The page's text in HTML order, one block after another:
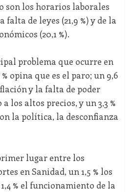
son los horarios laborales
falta de leyes (21,9 %) y de la
(20,1 %).
problema que ocurre en
opina que es el paro; un 9,6
y la falta de poder
los altos precios, y un 3,3 %
la política, la desconfianza
lugar entre los
en Sanidad, un 1,5 % los
% el funcionamiento de la